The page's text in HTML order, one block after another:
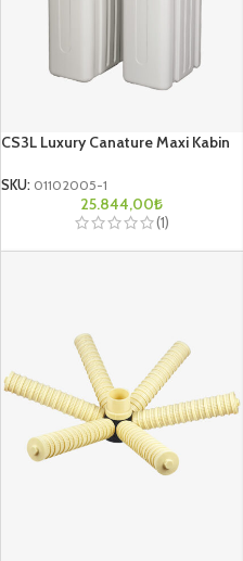
CS3L Luxury Canature Maxi Kabin
SKU: 01102005-1
25.844,00₺
(1)